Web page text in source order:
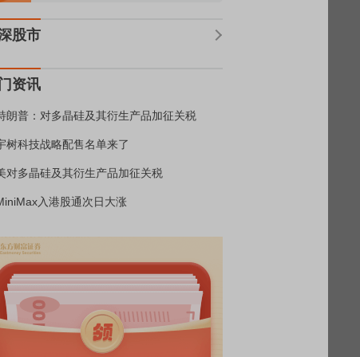
股市
资讯
朗普：对多晶硅及其衍生产品加征关税
树科技战略配售名单来了
对多晶硅及其衍生产品加征关税
入港股通次日大涨